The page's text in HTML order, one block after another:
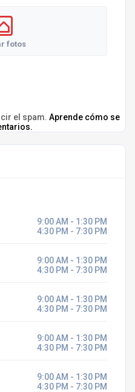
fotos
el spam. Aprende cómo se
9:00 AM - 1:30 PM
4:30 PM - 7:30 PM
9:00 AM - 1:30 PM
4:30 PM - 7:30 PM
9:00 AM - 1:30 PM
4:30 PM - 7:30 PM
9:00 AM - 1:30 PM
4:30 PM - 7:30 PM
9:00 AM - 1:30 PM
4:30 PM - 7:30 PM